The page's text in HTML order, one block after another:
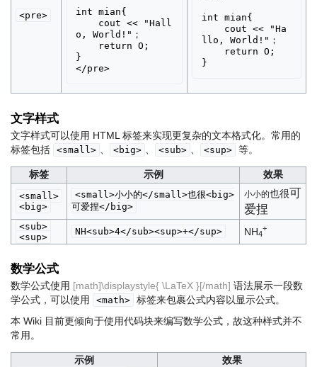
<pre>
int mian{
o, World!"；
}
</pre>
int mian{
llo, World!"；
文字样式
文字样式可以使用 HTML 标签来实现更复杂的文本格式化。常用的
标签包括 <small> <big> <sub> <sup> 等。
标签 示例 效果
<small>
<big>
<small>小小的</small>也很<big>
可爱捏</big>
小小的也很可
爱捏
<sub>
<sup>
NH<sub>4</sub><sup>+</sup> NH4
+
数学公式
数学公式使用 [math]\displaystyle{ \LaTeX }[/math] 语法展示一段数
学公式，可以使用
<math> 标签来包裹公式内容以显示公式。
本 Wiki 目前更倾向于使用代码块来编写数学公式，故这种样式并不
常用。
示例 效果